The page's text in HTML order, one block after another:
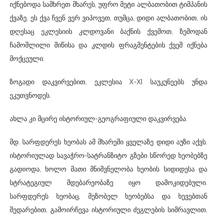
იქნებოდა სამხრეთ მხარეს, უფრო მეტი ალბათობით ტიმპანის
ქვაზე. ეს ქვა ჩვენ ვერ ვიპოვეთ, თუმცა, დიდი ალბათობით, ის
დღესაც ეკლესიის კლდოვანი ბაქნის ქვემოთ, ზემოდან
ჩამოშლილი მიწისა და კლდის ფრაგმენტების ქვეშ იქნება
მოქცეული.
ზოგადი დაკვირვებით, ეკლესია X-XI საუკუნეებს უნდა
ეკუთვნოდეს.
ახლა კი მცირე ისტორიულ-გეოგრაფიული დაკვირვება.
მდ. სარფდერეს ხეობას ამ მხარეში ყველაზე დიდი აუზი აქვს.
ისტორიულად სავაჭრო-სატრანზიტო გზები სწორედ ხეობებზე
გადიოდა, ხოლო მათი მნიშვნელობა ხეობის სიდიდესა და
სტრატეგიულ მდებარეობაზე იყო დამოკიდებული.
სარფდერეს ხეობაც, მეზობელ ხეობებსა და ხევებთან
შედარებით, გამოირჩევა ისტორიული ძეგლების სიმრავლით,